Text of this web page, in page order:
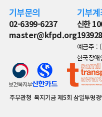
기부문의
02-6399-6237
master@kfpd.org
기부
신한
193928
예금주 :
한국장애
주무관청 복지기금제5회 삼일투명